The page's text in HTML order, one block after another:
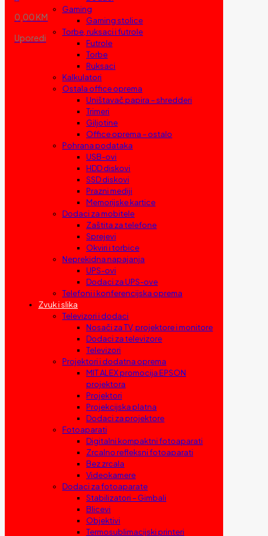
0,00 KM
Uporedi
Gaming
Gaming stolice
Torbe, ruksaci i futrole
Futrole
Torbe
Ruksaci
Kalkulatori
Ostala office oprema
Uništavač papira – shredderi
Trimeri
Giljotine
Office oprema – ostalo
Pohrana podataka
USB-ovi
HDD diskovi
SSD diskovi
Prazni mediji
Memorijske kartice
Dodaci za mobitele
Zaštita za telefone
Sprejevi
Okviri i torbice
Neprekidna napajanja
UPS-ovi
Dodaci za UPS-ove
Telefoni i konferencijska oprema
Zvuk i slika
Televizori i dodaci
Nosači za TV, projektore i monitore
Dodaci za televizore
Televizori
Projektori i dodatna oprema
MIT ALEX promocija EPSON
projektora
Projektori
Projekcijska platna
Dodaci za projektore
Fotoaparati
Digitalni kompaktni fotoaparati
Zrcalno refleksni fotoaparati
Bez zrcala
Videokamere
Dodaci za fotoaparate
Stabilizatori – Gimbali
Blicevi
Objektivi
Termosublimacijski printeri